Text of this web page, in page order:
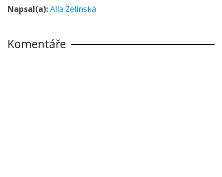
Napsal(a):Alla Želinská
Komentáře